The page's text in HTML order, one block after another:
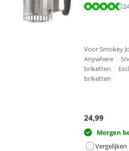
Beoordeling is 9,4 van de 10, gebaseerd
Voor Smokey
Anywhere |
briketten |
briketten
24,99
Morgen
Vergelijken